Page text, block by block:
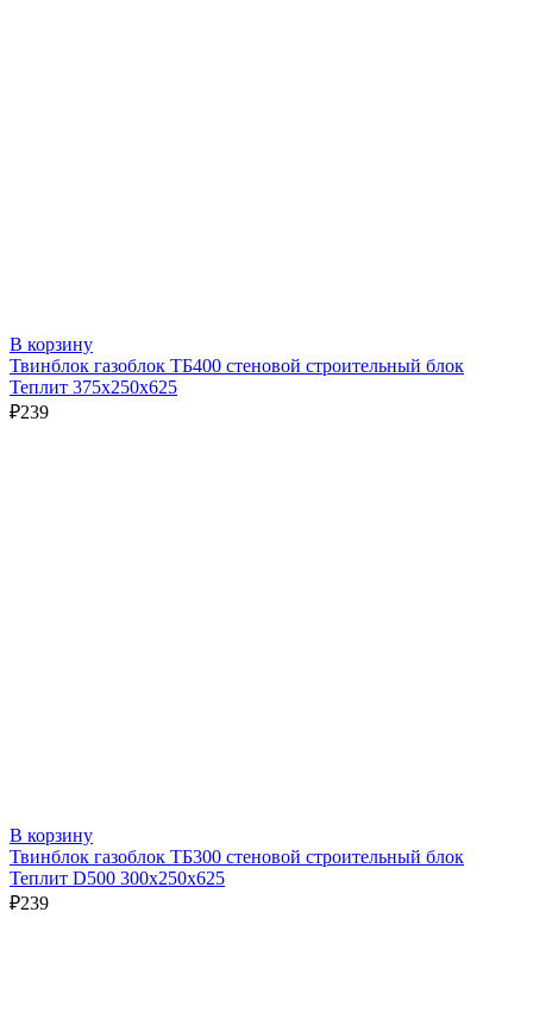
В корзину
Твинблок газоблок ТБ400 стеновой строительный блок
Теплит 375х250х625
₽239
В корзину
Твинблок газоблок ТБ300 стеновой строительный блок
Теплит D500 300х250х625
₽239